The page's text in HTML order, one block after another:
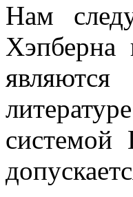
Нам
Хэпберна
системой